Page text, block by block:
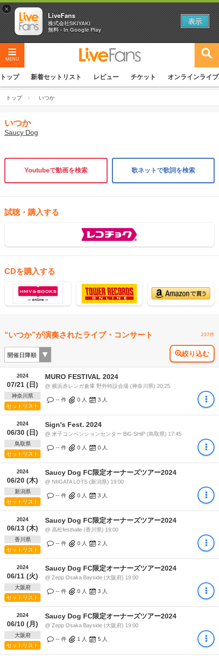
MENU
トップ 新着セットリスト レビュー チケット オンラインライブ
トップ いつか
いつか
Saucy Dog
Youtubeで動画を検索 歌ネットで歌詞を検索
試聴・購入する
CDを購入する
“いつか”が演奏されたライブ・コンサート 237件
絞り込む
2024
07/21 (日)
神奈川県
セットリスト
MURO FESTIVAL 2024
@ 横浜赤レンガ倉庫 野外特設会場 (神奈川県) 20:25
-- 件 0 人 3 人
2024
06/30 (日)
鳥取県
セットリスト
Sign's Fest. 2024
@ 米子コンベンションセンター BiG SHiP (鳥取県) 17:45
-- 件 0 人 0 人
2024
06/20 (木)
新潟県
セットリスト
Saucy Dog FC限定オーナーズツアー2024
@ NIIGATA LOTS (新潟県) 19:00
-- 件 0 人 3 人
2024
06/13 (木)
香川県
セットリスト
Saucy Dog FC限定オーナーズツアー2024
@ 高松festhalle (香川県) 19:00
-- 件 0 人 2 人
2024
06/11 (火)
大阪府
セットリスト
Saucy Dog FC限定オーナーズツアー2024
@ Zepp Osaka Bayside (大阪府) 19:00
-- 件 0 人 3 人
2024
06/10 (月)
大阪府
セットリスト
Saucy Dog FC限定オーナーズツアー2024
@ Zepp Osaka Bayside (大阪府) 19:00
-- 件 1 人 5 人
×
LiveFans
株式会社SKIYAKI
無料 - In Google Play
表示